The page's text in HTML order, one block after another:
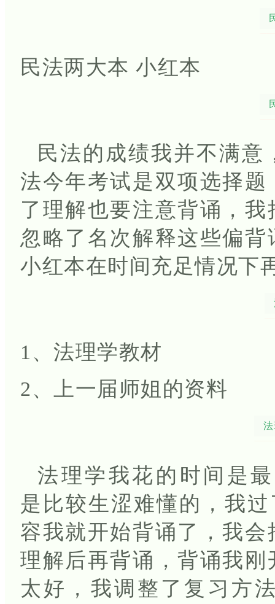
民法两大本 小红本
民法的成绩我并不满
法今年考试是双项选择
了理解也要注意背诵，
忽略了名次解释这些偏
小红本在时间充足情况下
1、法理学教材
2、上一届师姐的资料
法理学我花的时间是
是比较生涩难懂的，我
容我就开始背诵了，我
理解后再背诵，背诵我
太好，我调整了复习方